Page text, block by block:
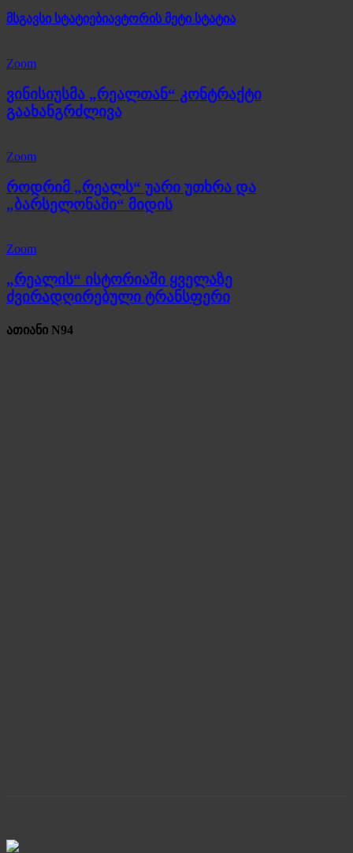
მსგავსი სტატიებიავტორის მეტი სტატია
Zoom
ვინისიუსმა „რეალთან“ კონტრაქტი
გაახანგრძლივა
Zoom
როდრიმ „რეალს“ უარი უთხრა და
„ბარსელონაში“ მიდის
Zoom
„რეალის“ ისტორიაში ყველაზე
ძვირადღირებული ტრანსფერი
ათიანი N94